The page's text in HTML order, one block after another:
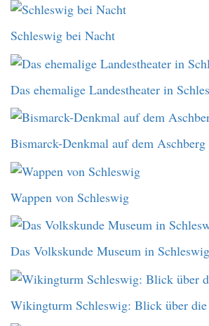
Schleswig bei Nacht
Das ehemalige Landestheater in
Bismarck-Denkmal auf dem Aschberg
Wappen von Schleswig
Das Volkskunde Museum in Schleswig
Wikingturm Schleswig: Blick über